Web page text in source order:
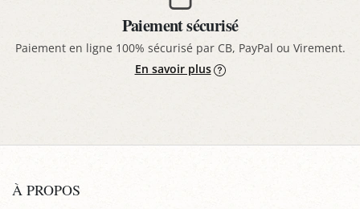
Paiement sécurisé
Paiement en ligne 100% sécurisé par CB, PayPal ou Virement.
En savoir plus
À PROPOS